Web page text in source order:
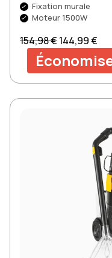
Fixation murale
Moteur 1500W
Prix normal
154,98 €Prix soldé
144,99 €